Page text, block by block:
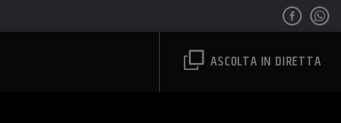
ASCOLTA IN DIRETTA